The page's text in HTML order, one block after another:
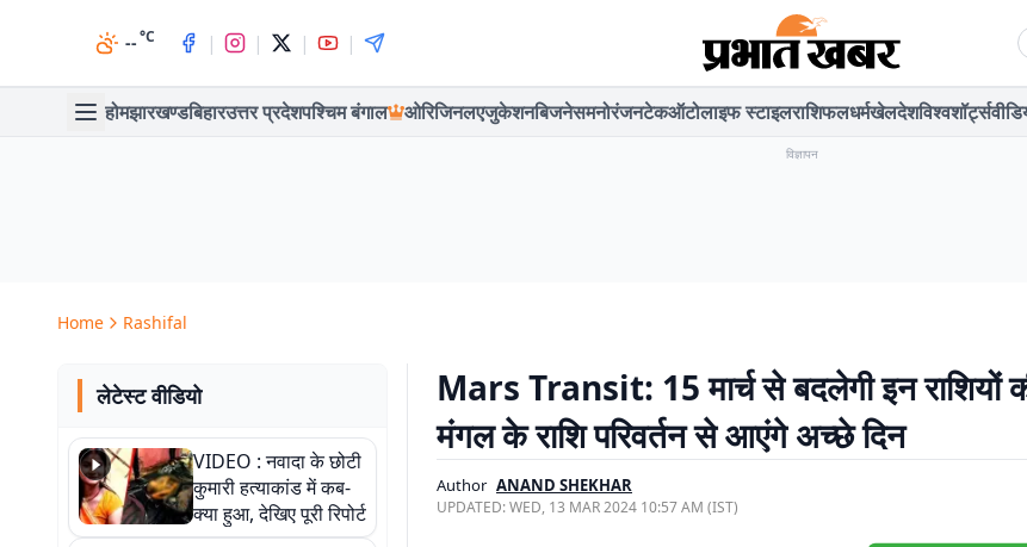
--°C | | | |
होमझारखण्डबिहारउत्तर प्रदेशपश्चिम बंगाल ओरिजिनलएजुकेशनबिजनेसमनोरंजनटेकऑटोलाइफ स्टाइलराशिफलधर्मखेलदेशविश्वशॉर्ट्स
विज्ञापन
Home Rashifal
लेटेस्ट वीडियो
VIDEO : नवादा के छोटी
कुमारी हत्याकांड में कब-
क्या हुआ, देखिए पूरी रिपोर्ट
Mars Transit: 15 मार्च से बदलेगी इन राशियों
मंगल के राशि परिवर्तन से आएंगे अच्छे दिन
Author ANAND SHEKHAR
UPDATED:WED, 13 MAR 2024 10:57 AM (IST)